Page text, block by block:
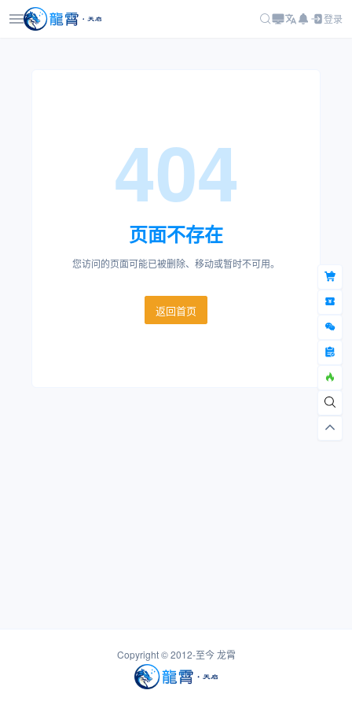
登录
404
页面不存在
您访问的页面可能已被删除、移动或暂时不可用。
返回首页
Copyright © 2012-至今龙霄